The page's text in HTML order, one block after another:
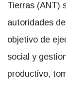
Tierras (ANT)
autoridades
objetivo de
social y
productivo,